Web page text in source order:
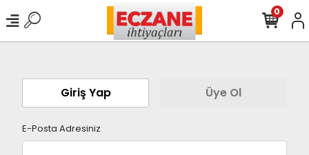
0
Giriş Yap Üye Ol
E-Posta Adresiniz